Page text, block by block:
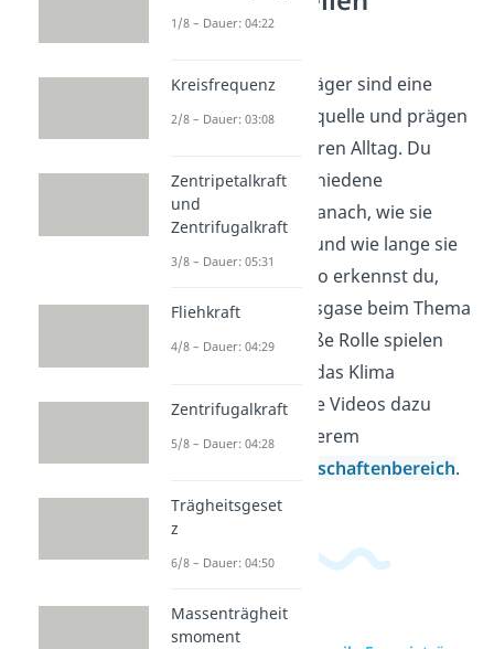
verstehen
Fossile Energieträger sind eine
wichtige Energiequelle und prägen
seit langem unseren Alltag. Du
vergleichst verschiedene
Energiequellen danach, wie sie
genutzt werden und wie lange sie
verfügbar sind. So erkennst du,
warum Treibhausgase beim Thema
Energie eine große Rolle spielen
und was das für das Klima
bedeutet. Weitere Videos dazu
findest du in unserem
Ingenieurwissenschaftenbereich.
1/8 – Dauer: 04:22
Kreisfrequenz
2/8 – Dauer: 03:08
Zentripetalkraft
und
Zentrifugalkraft
3/8 – Dauer: 05:31
Fliehkraft
4/8 – Dauer: 04:29
Zentrifugalkraft
5/8 – Dauer: 04:28
Trägheitsgeset
z
6/8 – Dauer: 04:50
Massenträgheit
smoment